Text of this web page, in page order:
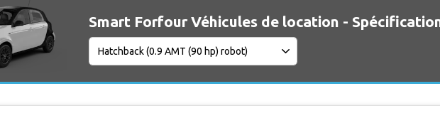
Smart Forfour Véhicules de location -